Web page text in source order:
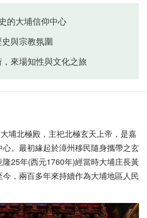
的大埔信仰中心
與宗教氛圍
來場知性與文化之旅
埔北極殿，主祀北極玄天上帝，是嘉
。最初緣起於漳州移民隨身攜帶之玄
25年(西元1760年)經當時大埔庄長黃
，兩百多年來持續作為大埔地區人民